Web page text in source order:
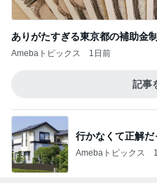
ありがたすぎる東京都の補助金
Amebaトピックス 1日前
記事
行かなくて正解だ
Amebaトピックス